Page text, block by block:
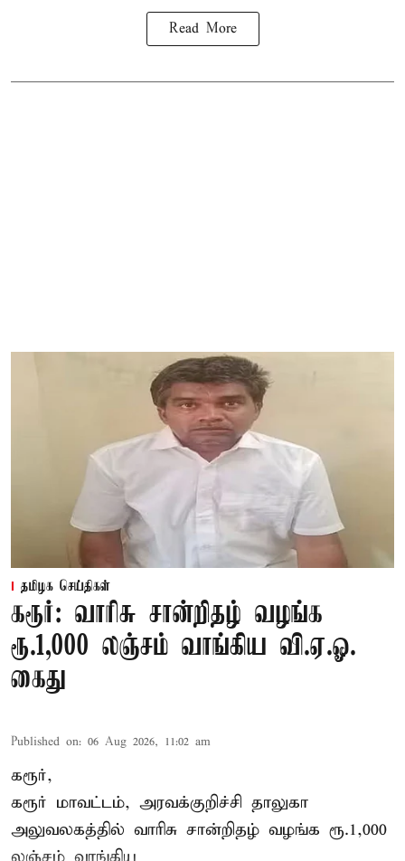
Read More
தமிழக செய்திகள்
கரூர்: வாரிசு சான்றிதழ் வழங்க
ரூ.1,000 லஞ்சம் வாங்கிய வி.ஏ.ஓ.
கைது
Published on: 06 Aug 2026, 11:02 am
கரூர்,
கரூர் மாவட்டம், அரவக்குறிச்சி தாலுகா
அலுவலகத்தில் வாரிசு சான்றிதழ் வழங்க ரூ.1,000
லஞ்சம் வாங்கிய